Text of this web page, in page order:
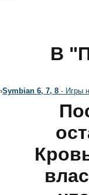
В
›Symbian 6, 7, 8 - Игры